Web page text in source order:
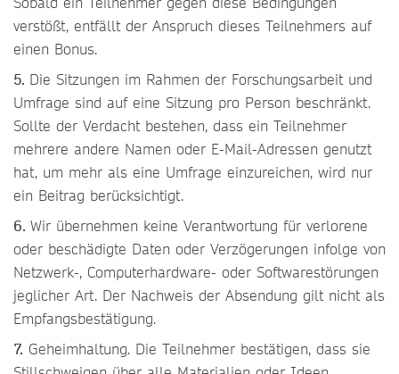
verstößt, entfällt der Anspruch dieses Teilnehmers auf
einen Bonus.
5. Die Sitzungen im Rahmen der Forschungsarbeit und
Umfrage sind auf eine Sitzung pro Person beschränkt.
Sollte der Verdacht bestehen, dass ein Teilnehmer
mehrere andere Namen oder E-Mail-Adressen genutzt
hat, um mehr als eine Umfrage einzureichen, wird nur
ein Beitrag berücksichtigt.
6. Wir übernehmen keine Verantwortung für verlorene
oder beschädigte Daten oder Verzögerungen infolge von
Netzwerk-, Computerhardware- oder Softwarestörungen
jeglicher Art. Der Nachweis der Absendung gilt nicht als
Empfangsbestätigung.
7. Geheimhaltung. Die Teilnehmer bestätigen, dass sie